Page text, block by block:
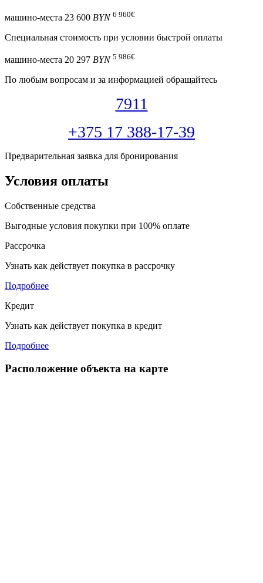
машино-места 23 600 BYN 6 960€
Специальная cтоимость при условии быстрой оплаты
машино-места 20 297 BYN 5 986€
По любым вопросам и за информацией обращайтесь
7911
+375 17 388-17-39
Предварительная заявка для бронирования
Условия оплаты
Собственные средства
Выгодные условия покупки при 100% оплате
Рассрочка
Узнать как действует покупка в рассрочку
Подробнее
Кредит
Узнать как действует покупка в кредит
Подробнее
Расположение объекта на карте